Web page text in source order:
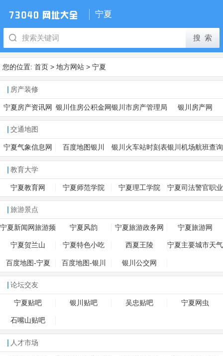
宁夏
您的位置: 首页 > 地方网站 > 宁夏
房产装修
宁夏房产资讯网 银川住房公积金网银川市房产管理局 银川房产网
交通地图
宁夏气象信息网 百度地图银川 银川火车站时刻表银川机场航班查询
教育大学
宁夏教育网 宁夏师范学院 宁夏理工学院 宁夏司法警官职业
旅游景点
宁夏新闻网旅游频
道
宁夏风韵 宁夏旅游政务网 宁夏旅游网
宁夏贺兰山 宁夏特色小吃 西夏王陵 宁夏主要城市天气
百度地图-宁夏 百度地图-银川 银川公交网
论坛交友
宁夏贴吧 银川贴吧 吴忠贴吧 宁夏网虫
石嘴山贴吧
人才市场